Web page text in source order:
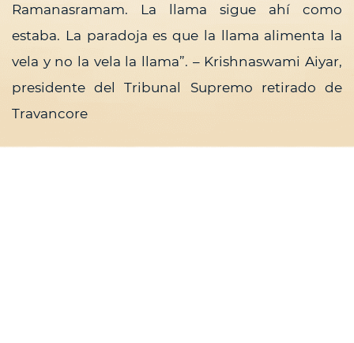
Ramanasramam. La llama sigue ahí como
estaba. La paradoja es que la llama alimenta la
vela y no la vela la llama”. – Krishnaswami Aiyar,
presidente del Tribunal Supremo retirado de
Travancore